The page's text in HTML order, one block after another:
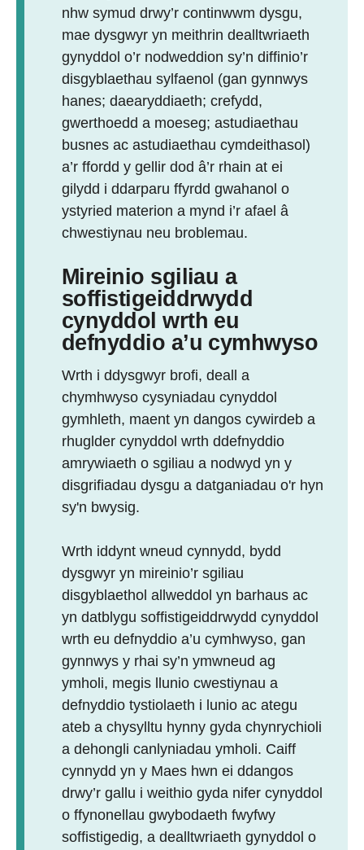
nhw symud drwy’r continwwm dysgu,
mae dysgwyr yn meithrin dealltwriaeth
gynyddol o’r nodweddion sy’n diffinio’r
disgyblaethau sylfaenol (gan gynnwys
hanes; daearyddiaeth; crefydd,
gwerthoedd a moeseg; astudiaethau
busnes ac astudiaethau cymdeithasol)
a’r ffordd y gellir dod â’r rhain at ei
gilydd i ddarparu ffyrdd gwahanol o
ystyried materion a mynd i’r afael â
chwestiynau neu broblemau.
Mireinio sgiliau a
soffistigeiddrwydd
cynyddol wrth eu
defnyddio a’u cymhwyso
Wrth i ddysgwyr brofi, deall a
chymhwyso cysyniadau cynyddol
gymhleth, maent yn dangos cywirdeb a
rhuglder cynyddol wrth ddefnyddio
amrywiaeth o sgiliau a nodwyd yn y
disgrifiadau dysgu a datganiadau o'r hyn
sy'n bwysig.
Wrth iddynt wneud cynnydd, bydd
dysgwyr yn mireinio’r sgiliau
disgyblaethol allweddol yn barhaus ac
yn datblygu soffistigeiddrwydd cynyddol
wrth eu defnyddio a’u cymhwyso, gan
gynnwys y rhai sy’n ymwneud ag
ymholi, megis llunio cwestiynau a
defnyddio tystiolaeth i lunio ac ategu
ateb a chysylltu hynny gyda chynrychioli
a dehongli canlyniadau ymholi. Caiff
cynnydd yn y Maes hwn ei ddangos
drwy’r gallu i weithio gyda nifer cynyddol
o ffynonellau gwybodaeth fwyfwy
soffistigedig, a dealltwriaeth gynyddol o